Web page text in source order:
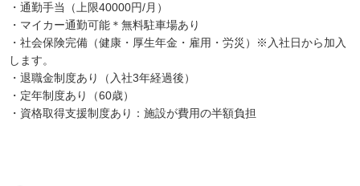
・通勤手当（上限40000円/月）
・マイカー通勤可能＊無料駐車場あり
・社会保険完備（健康・厚生年金・雇用・労災）※入社日から加入
します。
・退職金制度あり（入社3年経過後）
・定年制度あり（60歳）
・資格取得支援制度あり：施設が費用の半額負担